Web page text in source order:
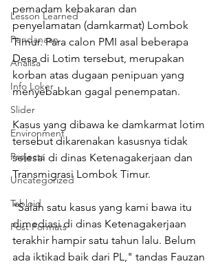
Lesson Learned
Pendanaan
Analisa
Info Loker
Slider
Environment
Projects
Uncategorized
Tabloid
Post Formats
pemadam kebakaran dan
penyelamatan (damkarmat) Lombok
Timur. Para calon PMI asal beberapa
Desa di Lotim tersebut, merupakan
korban atas dugaan penipuan yang
menyebabkan gagal penempatan.
Kasus yang dibawa ke damkarmat lotim
tersebut dikarenakan kasusnya tidak
selesai di dinas Ketenagakerjaan dan
Transmigrasi Lombok Timur.
"Salah satu kasus yang kami bawa itu
dimediasi di dinas Ketenagakerjaan
terakhir hampir satu tahun lalu. Belum
ada iktikad baik dari PL," tandas Fauzan